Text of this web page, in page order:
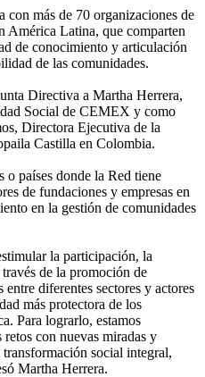
con más de 70 organizaciones de
América Latina, que comparten
de conocimiento y articulación
de las comunidades.
Directiva a Martha Herrera,
Social de CEMEX y como
Directora Ejecutiva de la
Castilla en Colombia.
o países donde la Red tiene
de fundaciones y empresas en
en la gestión de comunidades
la participación, la
de la promoción de
diferentes sectores y actores
más protectora de los
Para lograrlo, estamos
con nuevas miradas y
social integral,
Martha Herrera.